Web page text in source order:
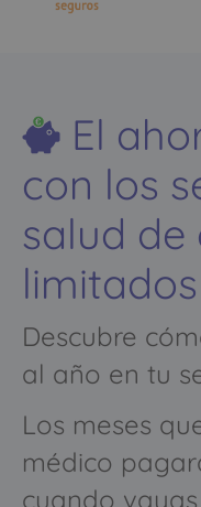
El
con los
salud de
limitados
Descubre
al año en tu
Los meses
médico
cuando